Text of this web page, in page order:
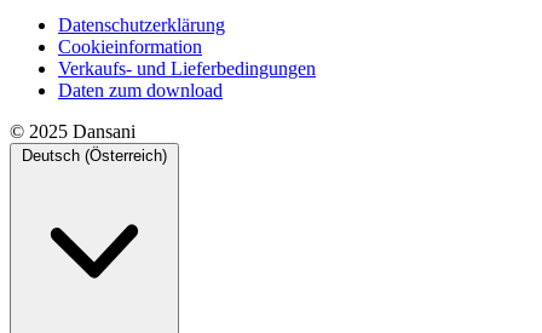
Datenschutzerklärung
Cookieinformation
Verkaufs- und Lieferbedingungen
Daten zum download
© 2025 Dansani
Deutsch (Österreich)